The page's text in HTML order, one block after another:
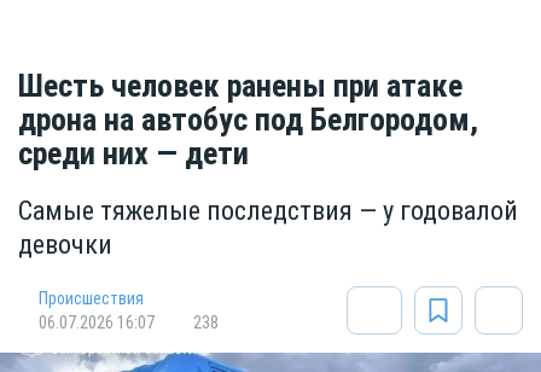
Шесть человек ранены при атаке
дрона на автобус под Белгородом,
среди них — дети
Самые тяжелые последствия — у годовалой
девочки
Происшествия
06.07.2026 16:07
238